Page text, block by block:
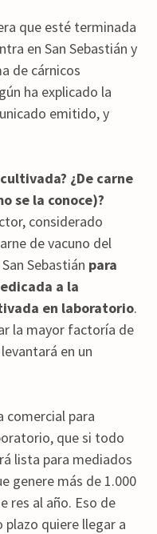
que esté terminada
en San Sebastián y
de cárnicos
ha explicado la
emitido, y
¿De carne
se la conoce)?
considerado
de vacuno del
Sebastián para
a la
en laboratorio.
la mayor factoría de
en un
comercial para
que si todo
lista para mediados
genere más de 1.000
res al año. Eso de
quiere llegar a